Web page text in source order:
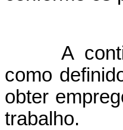
A
como
obter
trabalho.